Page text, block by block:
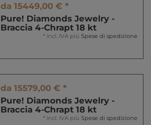
da 15449,00 € *
Pure! Diamonds Jewelry -
Braccia 4-Chrapt 18 kt
* incl. IVA più Spese di spedizione
da 15579,00 € *
Pure! Diamonds Jewelry -
Braccia 4-Chrapt 18 kt
* incl. IVA più Spese di spedizione